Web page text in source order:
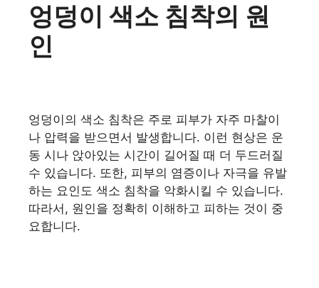
엉덩이 색소 침착의 원
인
엉덩이의 색소 침착은 주로 피부가 자주 마찰이
나 압력을 받으면서 발생합니다. 이런 현상은 운
동 시나 앉아있는 시간이 길어질 때 더 두드러질
수 있습니다. 또한, 피부의 염증이나 자극을 유발
하는 요인도 색소 침착을 악화시킬 수 있습니다.
따라서, 원인을 정확히 이해하고 피하는 것이 중
요합니다.